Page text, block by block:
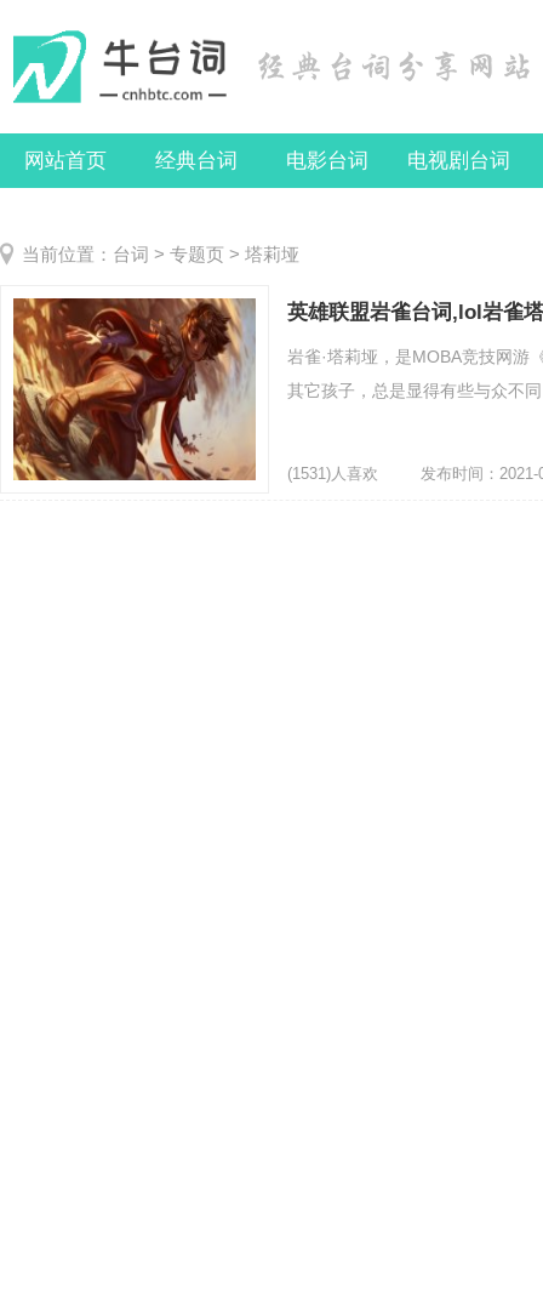
网站首页 经典台词 电影台词 电视剧台词
当前位置： 台词 > 专题页 > 塔莉垭
英雄联盟岩雀台词,lol岩雀
岩雀·塔莉垭，是MOBA竞技网游
其它孩子，总是显得有些与众不
(1531)人喜欢 发布时间：2021-